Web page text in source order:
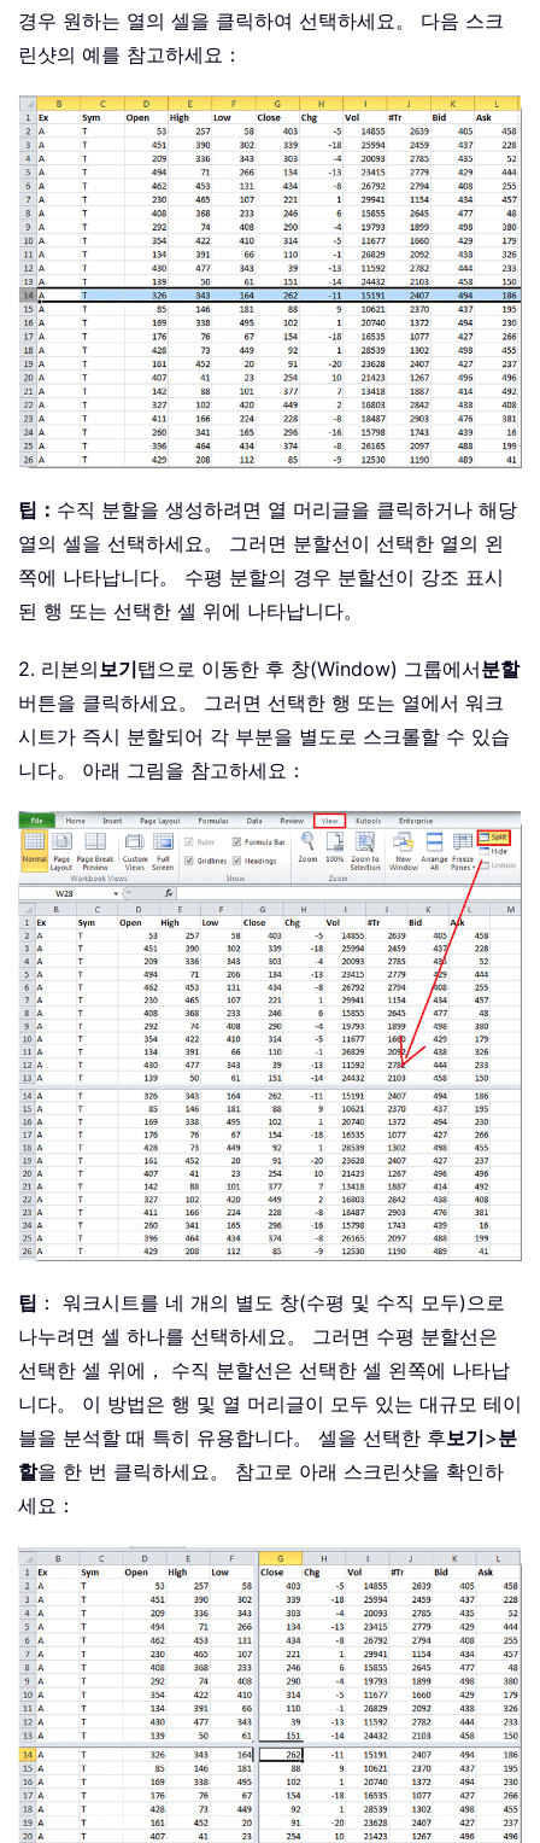
경우 원하는 열의 셀을 클릭하여 선택하세요。 다음 스크
린샷의 예를 참고하세요：
팁： 수직 분할을 생성하려면 열 머리글을 클릭하거나 해당
열의 셀을 선택하세요。 그러면 분할선이 선택한 열의 왼
쪽에 나타납니다。 수평 분할의 경우 분할선이 강조 표시
된 행 또는 선택한 셀 위에 나타납니다。
2. 리본의보기탭으로 이동한 후 창(Window) 그룹에서분할
버튼을 클릭하세요。 그러면 선택한 행 또는 열에서 워크
시트가 즉시 분할되어 각 부분을 별도로 스크롤할 수 있습
니다。 아래 그림을 참고하세요：
팁 ： 워크시트를 네 개의 별도 창(수평 및 수직 모두)으로
나누려면 셀 하나를 선택하세요。 그러면 수평 분할선은
선택한 셀 위에， 수직 분할선은 선택한 셀 왼쪽에 나타납
니다。 이 방법은 행 및 열 머리글이 모두 있는 대규모 테이
블을 분석할 때 특히 유용합니다。 셀을 선택한 후보기>분
할을 한 번 클릭하세요。 참고로 아래 스크린샷을 확인하
세요：